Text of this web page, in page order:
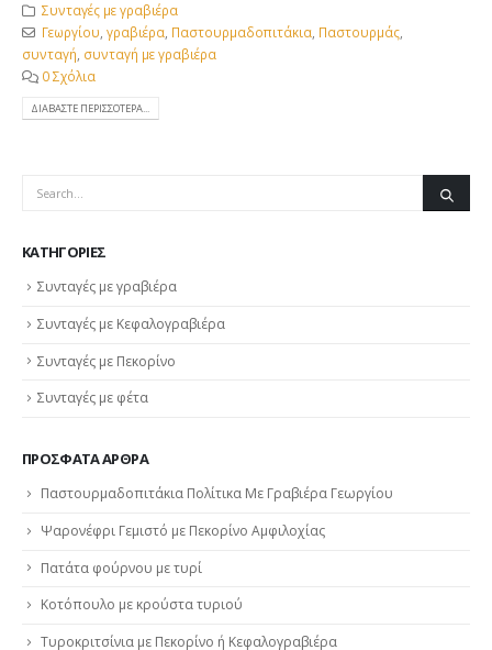
Συνταγές με γραβιέρα
Γεωργίου, γραβιέρα, Παστουρμαδοπιτάκια, Παστουρμάς,
συνταγή, συνταγή με γραβιέρα
0 Σχόλια
ΔΙΑΒΆΣΤΕ ΠΕΡΙΣΣΌΤΕΡΑ...
KΑΤΗΓΟΡΊΕΣ
Συνταγές με γραβιέρα
Συνταγές με Κεφαλογραβιέρα
Συνταγές με Πεκορίνο
Συνταγές με φέτα
ΠΡΌΣΦΑΤΑ ΆΡΘΡΑ
Παστουρμαδοπιτάκια Πολίτικα Με Γραβιέρα Γεωργίου
Ψαρονέφρι Γεμιστό με Πεκορίνο Αμφιλοχίας
Πατάτα φούρνου με τυρί
Κοτόπουλο με κρούστα τυριού
Τυροκριτσίνια με Πεκορίνο ή Κεφαλογραβιέρα